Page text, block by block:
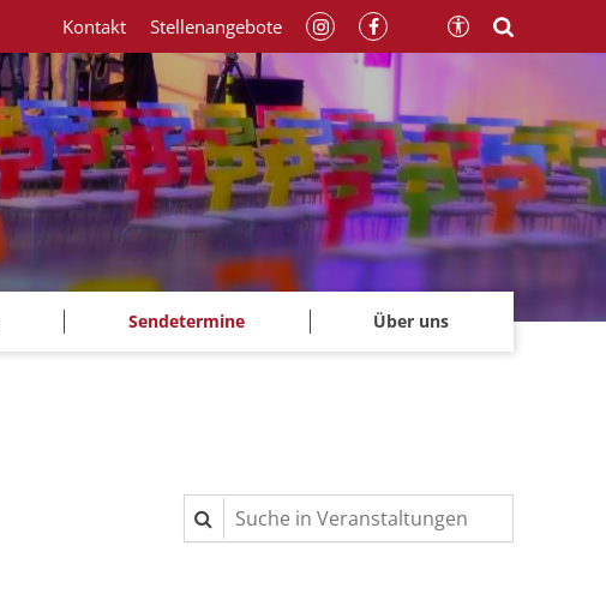
Sendetermine Über uns
Kontakt Stellenangebote
Suche in Veranstaltungen